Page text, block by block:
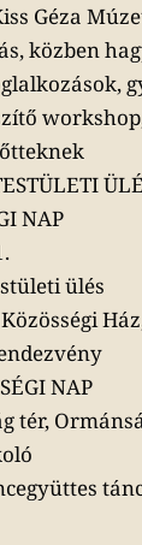
Géza
közben
NAP
ülés
NAP
tér,